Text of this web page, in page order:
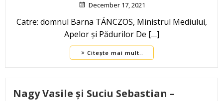
December 17, 2021
Catre: domnul Barna TÁNCZOS, Ministrul Mediului,
Apelor și Pădurilor De […]
Citește mai mult..
Nagy Vasile și Suciu Sebastian –